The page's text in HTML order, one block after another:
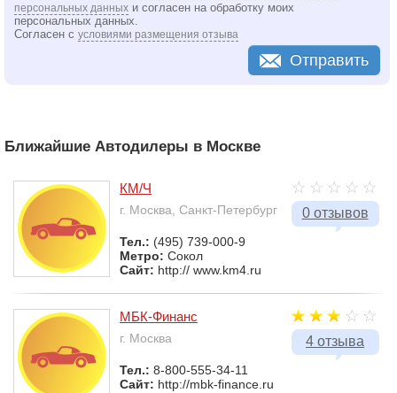
персональных данных и согласен на обработку моих
персональных данных.
Согласен с условиями размещения отзыва
Отправить
Ближайшие Автодилеры в Москве
0 отзывов
КМ/Ч
г. Москва, Санкт-Петербург
Тел.: (495) 739-000-9
Метро: Сокол
Сайт: http:// www.km4.ru
4 отзыва
МБК-Финанс
г. Москва
Тел.: 8-800-555-34-11
Сайт: http://mbk-finance.ru